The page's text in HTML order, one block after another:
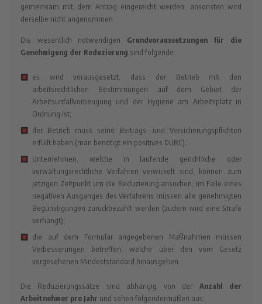
gemeinsam mit dem Antrag eingereicht werden, ansonsten wird
derselbe nicht angenommen.
Die wesentlich notwendigen Grundvoraussetzungen für die
Genehmigung der Reduzierung sind folgende:
es wird vorausgesetzt, dass der Betrieb mit den
arbeitsrechtlichen Bestimmungen auf dem Gebiet der
Arbeitsunfallvorbeugung und der Hygiene am Arbeitsplatz in
Ordnung ist;
der Betrieb muss seine Beitrags- und Versicherungspflichten
erfüllt haben (man benötigt ein positives DURC);
Unternehmen, welche in laufende gerichtliche oder
verwaltungsrechtliche Verfahren verwickelt sind, können zum
jetzigen Zeitpunkt um die Reduzierung ansuchen; im Falle eines
negativen Ausganges des Verfahrens müssen alle genehmigten
Begünstigungen zurückbezahlt werden (zudem wird eine Strafe
verhängt);
die auf dem Formular angegebenen Maßnahmen müssen
Verbesserungen betreffen, welche über den vom Gesetz
vorgesehenen Mindeststandard hinausgehen.
Die Reduzierungssätze sind abhängig von der Anzahl der
Arbeitnehmer pro Jahr und sehen folgendermaßen aus: